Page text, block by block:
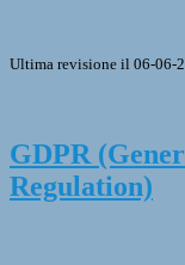
Ultima revisione il 06-06-
GDPR
Regulation)